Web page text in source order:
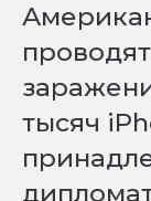
тысяч